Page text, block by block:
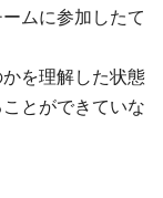
ムに参加したて
を理解した状態
とができていな